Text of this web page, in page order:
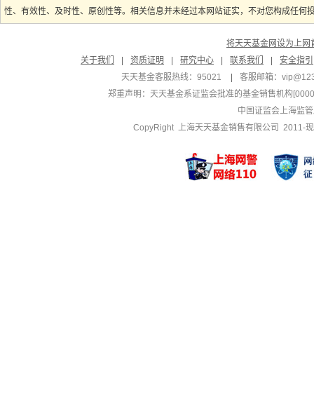
性、有效性、及时性、原创性等。相关信息并未经过本网站证实，不对您构成任
将天天基金网设为上网
关于我们
资质证明 研究中心 联系我们
安全指引
天天基金客服热线：95021
客服邮箱：
郑重声明： 天天基金系证监会批准的基金销售机构
中国证监会上海监
CopyRight 上海天天基金销售有限公司 2011-